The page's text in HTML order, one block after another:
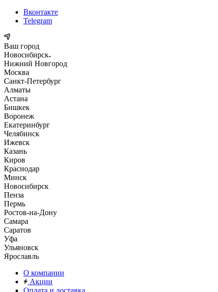
Вконтакте
Telegram
Ваш город
Новосибирск
Нижний Новгород
Москва
Санкт-Петербург
Алматы
Астана
Бишкек
Воронеж
Екатеринбург
Челябинск
Ижевск
Казань
Киров
Краснодар
Минск
Новосибирск
Пенза
Пермь
Ростов-на-Дону
Самара
Саратов
Уфа
Ульяновск
Ярославль
О компании
Акции
Оплата и доставка